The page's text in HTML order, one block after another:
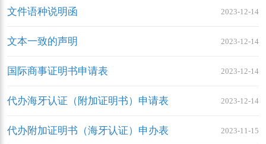
文件语种说明函 2023-12-14
文本一致的声明 2023-12-14
国际商事证明书申请表 2023-12-14
代办海牙认证（附加证明书）申请表 2023-12-14
代办附加证明书（海牙认证）申办表 2023-11-15